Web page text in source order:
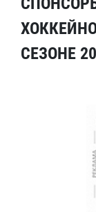
СЕЗОНЕ